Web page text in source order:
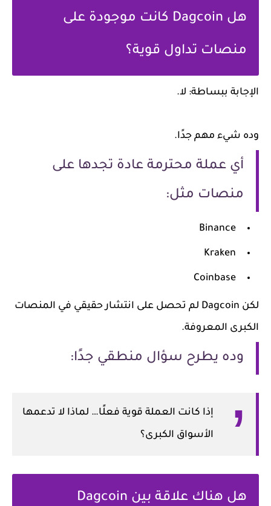
هل Dagcoin كانت موجودة على
منصات تداول قوية؟
الإجابة ببساطة: لا.
وده شيء مهم جدًا.
أي عملة محترمة عادة تجدها على
منصات مثل:
Binance
Kraken
Coinbase
لكن Dagcoin لم تحصل على انتشار حقيقي في المنصات
الكبرى المعروفة.
وده يطرح سؤال منطقي جدًا:
إذا كانت العملة قوية فعلًا… لماذا لا تدعمها
الأسواق الكبرى؟
هل هناك علاقة بين Dagcoin